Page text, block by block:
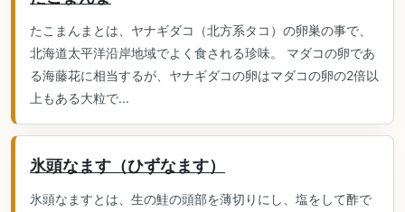
たこまんまとは、ヤナギダコ（北方系タコ）の卵巣の事で、
北海道太平洋沿岸地域でよく食される珍味。 マダコの卵であ
る海藤花に相当するが、ヤナギダコの卵はマダコの卵の2倍以
上もある大粒で...
氷頭なます（ひずなます）
氷頭なますとは、生の鮭の頭部を薄切りにし、塩をして酢で